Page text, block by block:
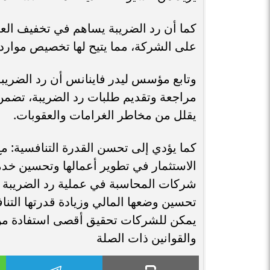
كما أن رد الضريبة يساهم في تخفيف
على الشركة، مما يتيح لها تخصيص
وتابع مؤسس ليدر فاينانس أن رد
مراجعة وتقديم طلبات رد الضريبة، تضمن
يقلل من مخاطر الغرامات والعقوبات.
كما يؤدي إلى تحسن القدرة التنافسية:
الاستثمار في تطوير أعمالها وتحسين
شركات المحاسبة في عملية رد الضريبة
تحسين وضعها المالي وزيادة قدرتها
يمكن للشركات تحقيق أقصى استفادة من
والقوانين ذات الصلة